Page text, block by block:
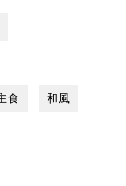
食 和風